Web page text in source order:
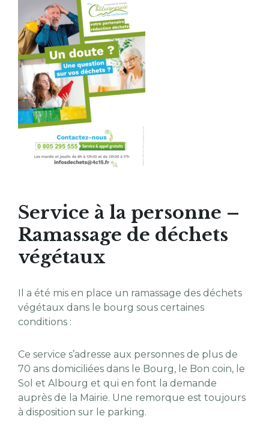
Service à la personne –
Ramassage de déchets
végétaux
Il a été mis en place un ramassage des déchets
végétaux dans le bourg sous certaines
conditions :
Ce service s’adresse aux personnes de plus de
70 ans domiciliées dans le Bourg, le Bon coin, le
Sol et Albourg et qui en font la demande
auprès de la Mairie. Une remorque est toujours
à disposition sur le parking.